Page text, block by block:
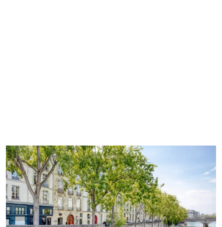
Loft de caractère au cœur de l'Ile Saint Louis d'environ 80
m2
READ MORE